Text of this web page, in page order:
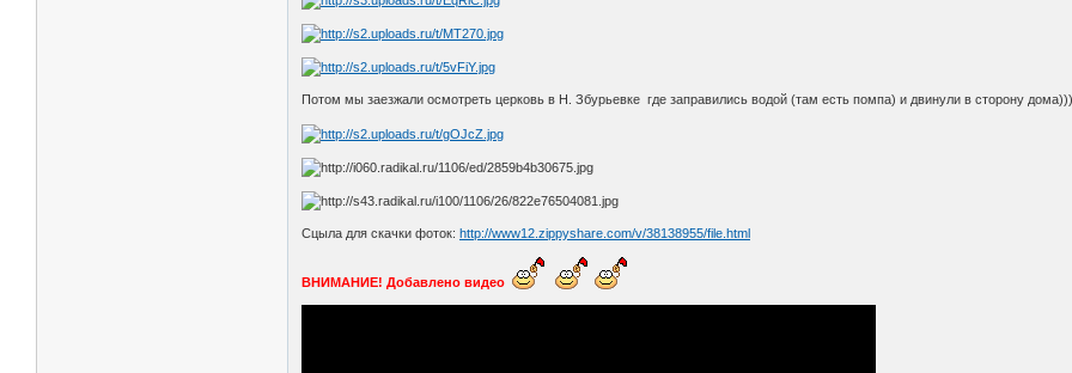
Потом мы заезжали осмотреть церковь в Н. Збурьевке где заправились водой (там есть помпа) и двинули в сторону
Сцыла для скачки фоток:http://www12.zippyshare.com/v/38138955/file.html
ВНИМАНИЕ! Добавлено видео